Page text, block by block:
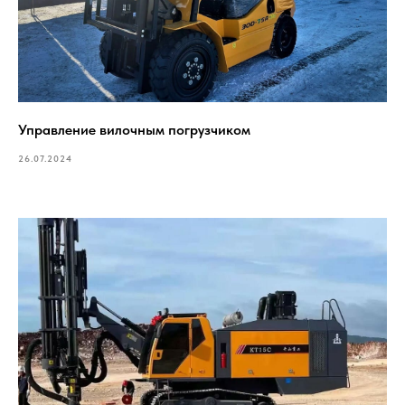
Управление вилочным погрузчиком
26.07.2024
КОНТАКТЫ
8-804-3333-777
info@dmrussia.ru
Хабаровский район, с. Тополево, ул.